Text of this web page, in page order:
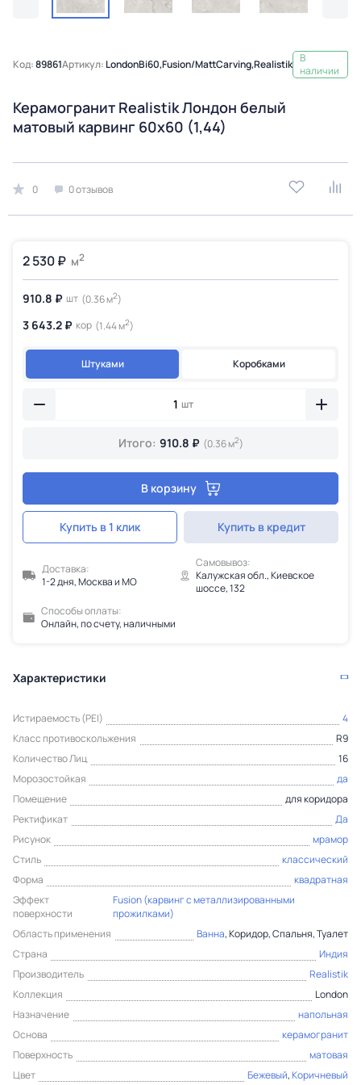
Код:89861Артикул: LondonBi60,Fusion/MattCarving,Realistik В
наличии
Керамогранит Realistik Лондон белый
матовый карвинг 60x60 (1,44)
0 0 отзывов
2 530 ₽ м2
910.8 ₽ шт (0.36 м2)
3 643.2 ₽ кор (1.44 м2)
Штуками Коробками
шт
Итого: 910.8 ₽ (0.36 м2)
В корзину
Купить в 1 клик Купить в кредит
Доставка:
1-2 дня, Москва и МО
Самовывоз:
Калужская обл., Киевское
шоссе, 132
Способы оплаты:
Онлайн, по счету, наличными
Характеристики
Истираемость (PEI)
4
Класс противоскольжения
R9
Количество Лиц
16
Морозостойкая
да
Помещение
для коридора
Ректификат
Да
Рисунок
мрамор
Стиль
классический
Форма
квадратная
Эффект
поверхности
Fusion (карвинг с металлизированными
прожилками)
Область применения
Ванна, Коридор, Спальня, Туалет
Страна
Индия
Производитель
Realistik
Коллекция
London
Назначение
напольная
Основа
керамогранит
Поверхность
матовая
Цвет
Бежевый,Коричневый